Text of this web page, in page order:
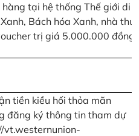
tại hệ thống Thế giới di
Bách hóa Xanh, nhà
trị giá 5.000.000 đồng
tiền kiều hối thỏa mãn
đăng ký thông tin tham dự
vt.westernunion-